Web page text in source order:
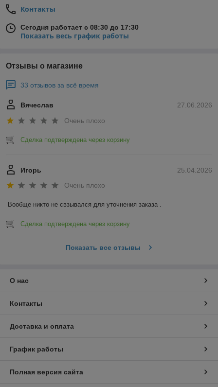
Контакты
Сегодня работает с 08:30 до 17:30
Показать весь график работы
Отзывы о магазине
33 отзывов за всё время
27.06.2026
Вячеслав
Очень плохо
Сделка подтверждена через корзину
25.04.2026
Игорь
Очень плохо
Вообще никто не свзывался для уточнения заказа .
Сделка подтверждена через корзину
Показать все отзывы
О нас
Контакты
Доставка и оплата
График работы
Полная версия сайта